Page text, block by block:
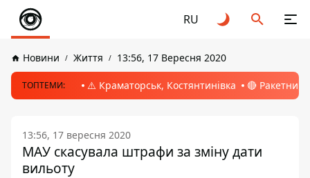
RU
Новини Життя 13:56, 17 Вересня 2020
ТОПТЕМИ: ⚠️ Краматорськ, Костянтинівка 🔴 Ракетний
13:56, 17 вересня 2020
МАУ скасувала штрафи за зміну дати
вильоту